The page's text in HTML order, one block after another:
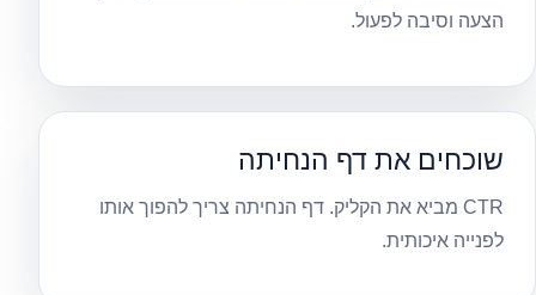
הצעה וסיבה לפעול.
שוכחים את דף הנחיתה
CTR מביא את הקליק. דף הנחיתה צריך להפוך אותו
לפנייה איכותית.